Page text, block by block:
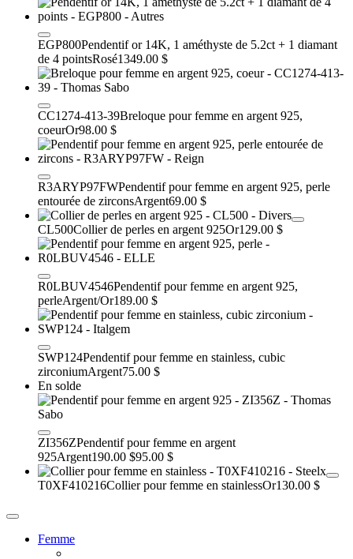
EGP800Pendentif or 14K, 1 améthyste de 5.2ct + 1 diamant
de 4 pointsRosé1349.00 $
CC1274-413-39Breloque pour femme en argent 925,
coeurOr98.00 $
R3ARYP97FWPendentif pour femme en argent 925, perle
entourée de zirconsArgent69.00 $
CL500Collier de perles en argent 925Or129.00 $
R0LBUV4546Pendentif pour femme en argent 925,
perleArgent/Or189.00 $
SWP124Pendentif pour femme en stainless, cubic
zirconiumArgent75.00 $
En solde
ZI356ZPendentif pour femme en argent
925Argent190.00 $95.00 $
T0XF410216Collier pour femme en stainlessOr130.00 $
Femme